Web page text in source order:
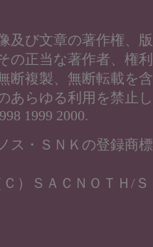
及び文章の著作権、
の正当な著作者、権
断複製、無断転載を
あらゆる利用を禁止
1999 2000.
ス・ＳＮＫの登録商
）ＳＡＣＮＯＴＨ/